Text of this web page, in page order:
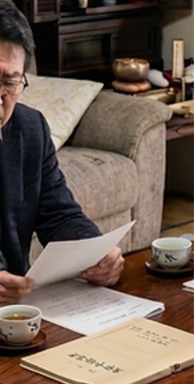
の主な流れとしては、遺言書の有無を確認
し、ない場合は戸籍の取得・調査により相
人を確定、遺産分割協議を行って取得者を
め、必要な書類を集めて登記を申請する、
いうことになります。 特に戸籍等の書類準
備や、それによる相続人の確定作業は時間
かかることも多いので、早めに取りかかる
とが大切です。 相続登記をする前に確認し
たい事項とは 相続登記を進める際には、い
くつかの注意点があります。まずは、相続
の、法律上の意思表示の問題です。...